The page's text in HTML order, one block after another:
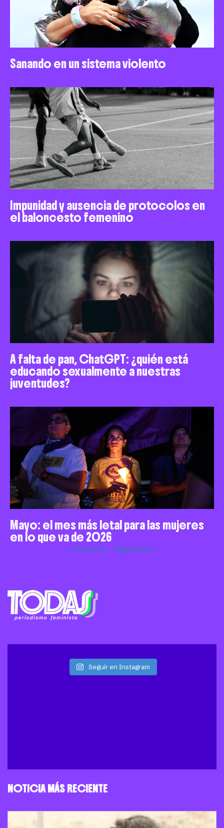
Sanando en un sistema violento
Impunidad y ausencia de protocolos en
el baloncesto femenino
A falta de pan, ChatGPT: ¿quién está
educando sexualmente a nuestras
juventudes?
Mayo: el mes más letal para las mujeres
en lo que va de 2026
« Anterior Siguiente »
Seguir en Instagram
NOTICIA MÁS RECIENTE